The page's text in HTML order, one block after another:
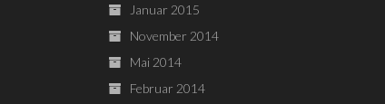
Januar 2015
November 2014
Mai 2014
Februar 2014